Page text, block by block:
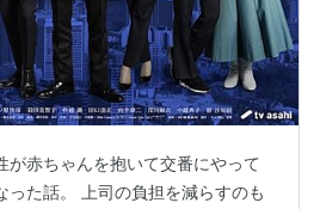
が赤ちゃんを抱いて交番にやって
った話。 上司の負担を減らすのも